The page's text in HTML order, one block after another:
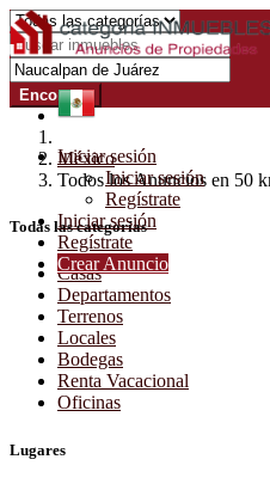
Iniciar sesión
Iniciar sesión
Regístrate
Iniciar sesión
Regístrate
Crear Anuncio
Encontrar
México
Todos los Anuncios en 50
Todas las categorías
Casas
Departamentos
Terrenos
Locales
Bodegas
Renta Vacacional
Oficinas
Lugares